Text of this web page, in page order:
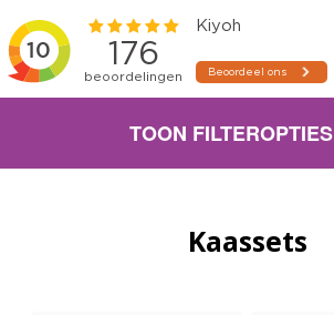
TOON FILTEROPTIES
Kaassets